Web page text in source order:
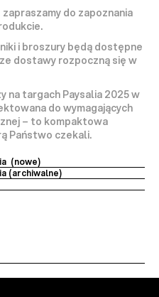
do zapoznania
i broszury będą dostępne
na targach Paysalia 2025 w
do wymagających
– to kompaktowa
Państwo czekali.
(nowe)
(archiwalne)